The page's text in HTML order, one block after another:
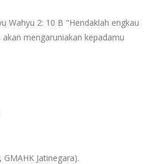
Wahyu 2: 10 B "Hendaklah engkau
mengaruniakan kepadamu
Jatinegara).